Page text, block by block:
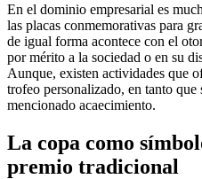
En el dominio empresarial es
las placas conmemorativas para
de igual forma acontece con el
por mérito a la sociedad o en su
Aunque, existen actividades que
trofeo personalizado, en tanto que
mencionado acaecimiento.
La copa como
premio tradicional